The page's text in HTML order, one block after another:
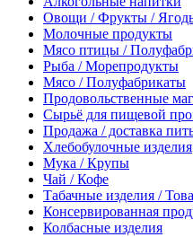
Овощи / Фрукты /
Молочные продукты
Мясо птицы /
Рыба / Морепродукты
Мясо / Полуфабрикаты
Продовольственные
Сырьё для пищевой
Продажа / доставка
Хлебобулочные изделия
Мука / Крупы
Чай / Кофе
Табачные изделия /
Консервированная
Колбасные изделия